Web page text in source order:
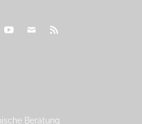
Beratung